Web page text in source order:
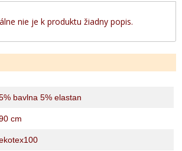
nie je k produktu žiadny popis.
bavlna 5% elastan
cm